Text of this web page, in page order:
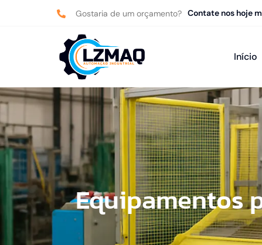
Gostaria de um orçamento? Contate nos hoje
Início
Equipamentos